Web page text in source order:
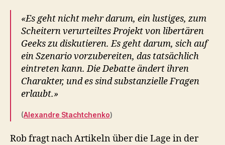
«Es geht nicht mehr darum, ein lustiges, zum
Scheitern verurteiltes Projekt von libertären
Geeks zu diskutieren. Es geht darum, sich auf
ein Szenario vorzubereiten, das tatsächlich
eintreten kann. Die Debatte ändert ihren
Charakter, und es sind substanzielle Fragen
erlaubt.»
(Alexandre Stachtchenko)
Rob fragt nach Artikeln über die Lage in der